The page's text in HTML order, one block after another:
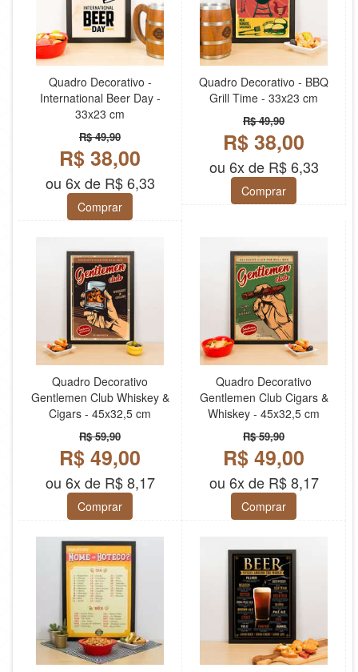
Quadro Decorativo -
International Beer Day -
33x23 cm
R$ 49,90
R$ 38,00
ou 6x de R$ 6,33
Comprar
Quadro Decorativo - BBQ
Grill Time - 33x23 cm
R$ 49,90
R$ 38,00
ou 6x de R$ 6,33
Comprar
Quadro Decorativo
Gentlemen Club Whiskey &
Cigars - 45x32,5 cm
R$ 59,90
R$ 49,00
ou 6x de R$ 8,17
Comprar
Quadro Decorativo
Gentlemen Club Cigars &
Whiskey - 45x32,5 cm
R$ 59,90
R$ 49,00
ou 6x de R$ 8,17
Comprar